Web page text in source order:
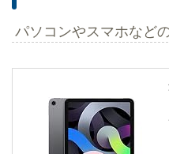
パソコンやスマホなど